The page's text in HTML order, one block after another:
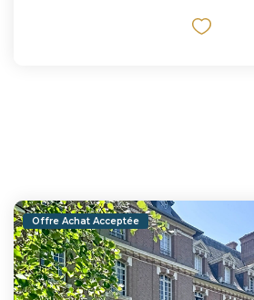
Offre Achat Acceptée